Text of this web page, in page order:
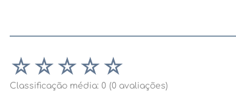
☆ ☆ ☆ ☆ ☆
Classificação média: 0 (0 avaliações)